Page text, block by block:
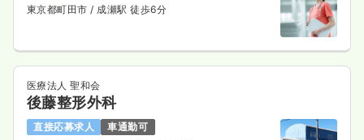
東京都町田市/ 成瀬駅 徒歩6分
医療法人 聖和会
後藤整形外科
直接応募求人
車通勤可